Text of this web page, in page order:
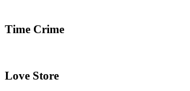
Time Crime
Love Store